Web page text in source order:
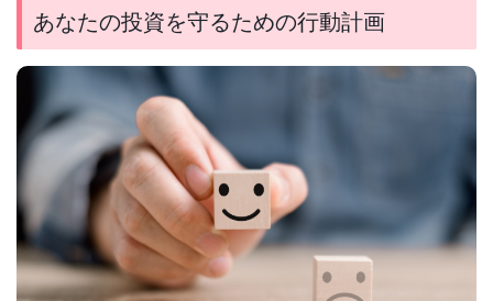
あなたの投資を守るための行動計画